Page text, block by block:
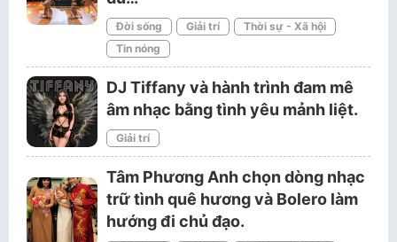
Đời sống Giải trí
Thời sự - Xã hội
Tin nóng
DJ Tiffany và hành trình đam mê
âm nhạc bằng tình yêu mảnh liệt.
Giải trí
Tâm Phương Anh chọn dòng nhạc
trữ tình quê hương và Bolero làm
hướng đi chủ đạo.